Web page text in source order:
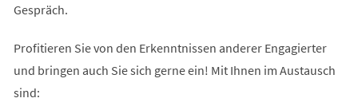
Gespräch.
Profitieren Sie von den Erkenntnissen anderer Engagierter
und bringen auch Sie sich gerne ein! Mit Ihnen im Austausch
sind: